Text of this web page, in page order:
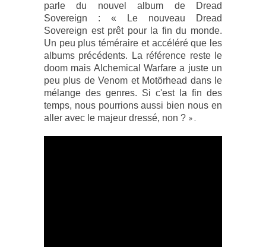
parle du nouvel album de Dread
Sovereign : « Le nouveau Dread
Sovereign est prêt pour la fin du monde.
Un peu plus téméraire et accéléré que les
albums précédents. La référence reste le
doom mais Alchemical Warfare a juste un
peu plus de Venom et Motörhead dans le
mélange des genres. Si c'est la fin des
temps, nous pourrions aussi bien nous en
aller avec le majeur dressé, non ? » .